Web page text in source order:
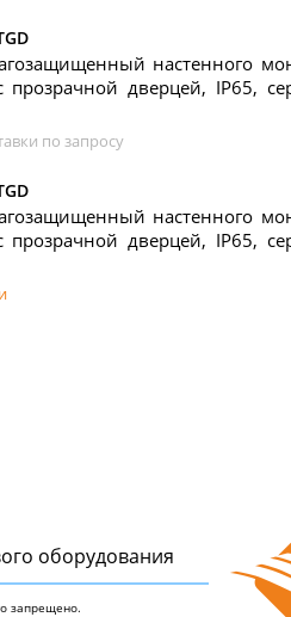
настенного
прозрачной дверцей, IP65,
по запросу
настенного
прозрачной дверцей, IP65,
оборудования
запрещено.